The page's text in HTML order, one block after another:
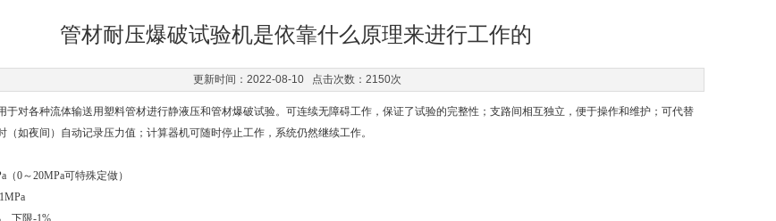
管材耐压爆破试验机是依靠什么原理来进行工作的
更新时间：2022-08-10 点击次数：2150次
于对各种流体输送用塑料管材进行静液压和管材爆破试验。可连续无障碍工作，保证了试验的完整性；支路间相互独立，便于操作和维护；可代替
（如夜间）自动记录压力值；计算器机可随时停止工作，系统仍然继续工作。
0～20MPa可特殊定做）
下限-1%